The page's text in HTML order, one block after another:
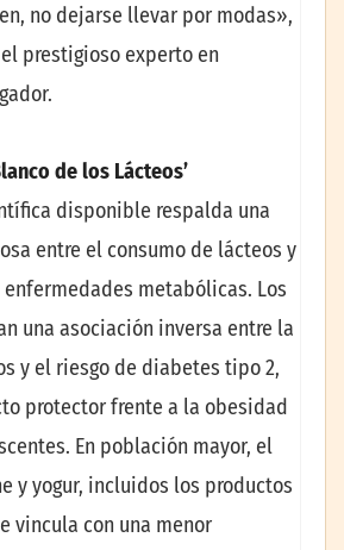
no dejarse llevar por modas»,
prestigioso experto en
de los Lácteos’
disponible respalda una
entre el consumo de lácteos y
metabólicas. Los
una asociación inversa entre la
y el riesgo de diabetes tipo 2,
protector frente a la obesidad
En población mayor, el
y yogur, incluidos los productos
vincula con una menor